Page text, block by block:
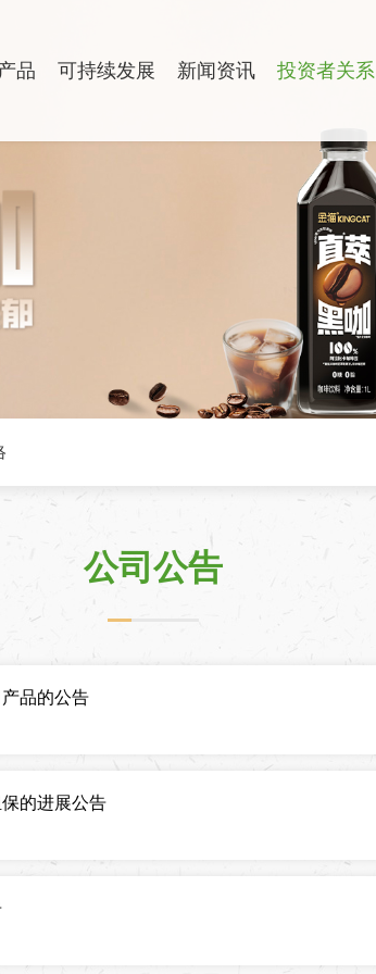
品 可持续发展 新闻资讯 投资者关系
公司公告
品的公告
的进展公告